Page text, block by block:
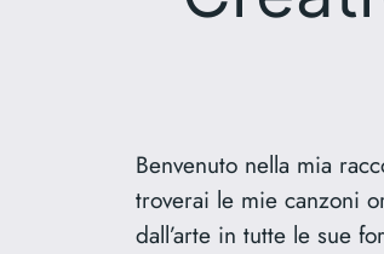
Benvenuto nella mia
troverai le mie canzoni
dall’arte in tutte le sue